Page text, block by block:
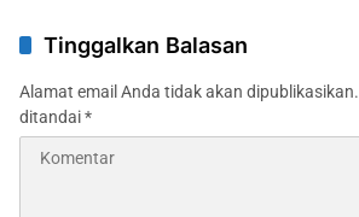
Tinggalkan Balasan
Alamat email Anda tidak akan dipublikasikan.
ditandai*